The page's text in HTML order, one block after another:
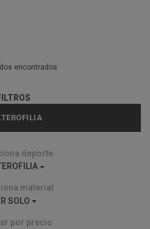
encontrados
deporte
material
SOLO
por precio